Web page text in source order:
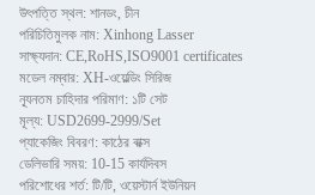
উৎপত্তি স্থল: শানডং, চীন
পরিচিতিমুলক নাম: Xinhong Lasser
সাক্ষ্যদান: CE,RoHS,ISO9001 certificates
মডেল নম্বার: XH-ওয়েল্ডিং সিরিজ
ন্যূনতম চাহিদার পরিমাণ: ১টি সেট
মূল্য: USD2699-2999/Set
প্যাকেজিং বিবরণ: কাঠের বাক্স
ডেলিভারি সময়: 10-15 কার্যদিবস
পরিশোধের শর্ত: টি/টি, ওয়েস্টার্ন ইউনিয়ন